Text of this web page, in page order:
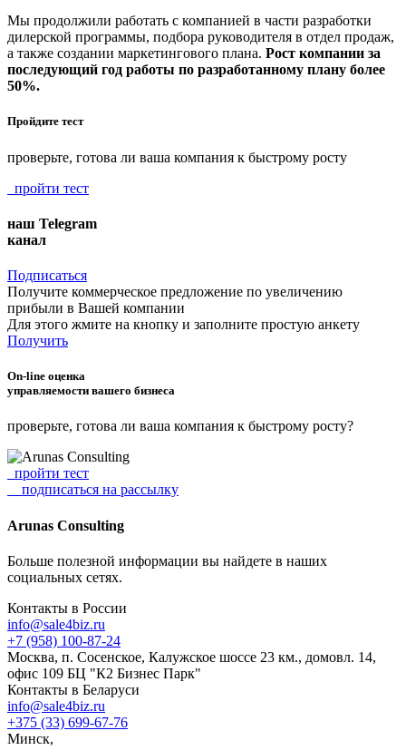
Мы продолжили работать с компанией в части разработки
дилерской программы, подбора руководителя в отдел продаж,
а также создании маркетингового плана. Рост компании за
последующий год работы по разработанному плану более
50%.
Пройдите тест
проверьте, готова ли ваша компания к быстрому росту
пройти тест
наш Telegram
канал
Подписаться
Получите коммерческое предложение по увеличению
прибыли в Вашей компании
Для этого жмите на кнопку и заполните простую анкету
Получить
On-line оценка
управляемости вашего бизнеса
проверьте, готова ли ваша компания к быстрому росту?
пройти тест
подписаться на рассылку
Arunas Consulting
Больше полезной информации вы найдете в наших
социальных сетях.
Контакты в России
info@sale4biz.ru
+7 (958) 100-87-24
Москва, п. Сосенское, Калужское шоссе 23 км., домовл. 14,
офис 109 БЦ "К2 Бизнес Парк"
Контакты в Беларуси
info@sale4biz.ru
+375 (33) 699-67-76
Минск,